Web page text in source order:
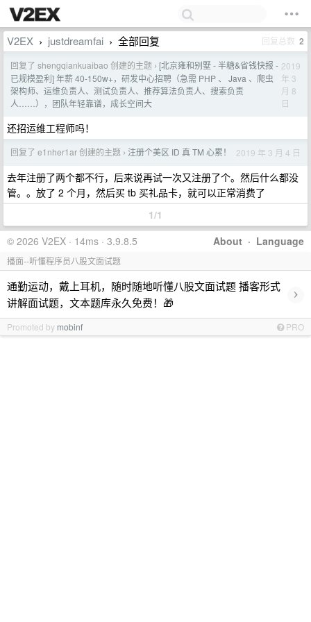
V2EX › justdreamfai › 全部回复 回复总数 2
回复了 shengqiankuaibao 创建的主题 › [北京雍和别墅 - 半糖&省钱快报 -
已规模盈利] 年薪 40-150w+，研发中心招聘（急需 PHP 、 Java 、爬虫
架构师、运维负责人、测试负责人、推荐算法负责人、搜索负责
人……），团队年轻靠谱，成长空间大
2019
年 3
月 8
日
还招运维工程师吗！
回复了 e1nher1ar 创建的主题 › 注册个美区 ID 真 TM 心累！ 2019 年 3 月 4 日
去年注册了两个都不行，后来说再试一次又注册了个。然后什么都没
管。。放了 2 个月，然后买 tb 买礼品卡，就可以正常消费了
1/1
About · Language
© 2026 V2EX · 14ms · 3.9.8.5
播面--听懂程序员八股文面试题
通勤运动，戴上耳机，随时随地听懂八股文面试题 播客形式
讲解面试题，文本题库永久免费！🎁
›
Promoted by mobinf PRO